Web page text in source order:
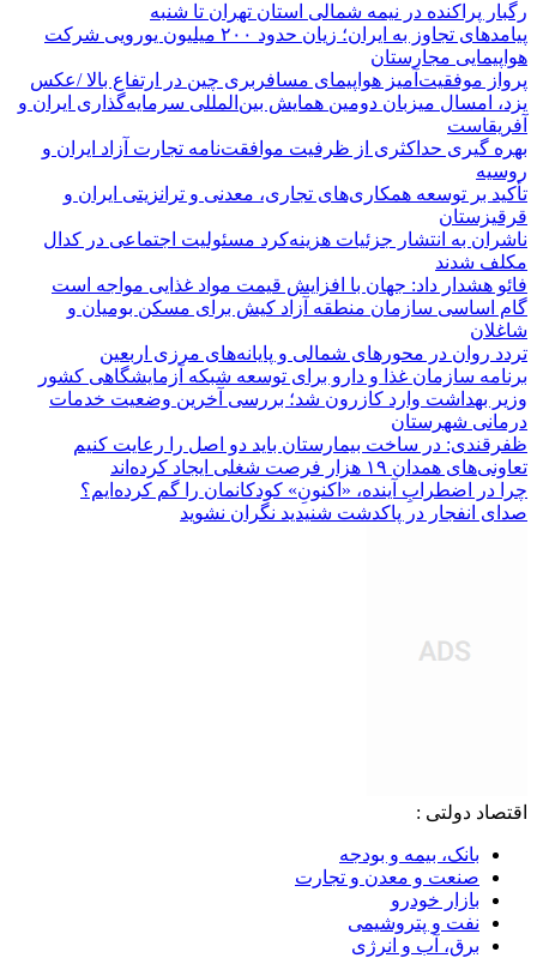
رگبار پراکنده در نیمه شمالی استان تهران تا شنبه
پیامدهای تجاوز به ایران؛ زیان حدود ۲۰۰ میلیون یورویی شرکت
هواپیمایی مجارستان
پرواز موفقیت‌آمیز هواپیمای مسافربری چین در ارتفاع بالا /عکس
یزد، امسال میزبان دومین همایش بین‌المللی سرمایه‌گذاری ایران و
آفریقاست
بهره گیری حداکثری از ظرفیت موافقت‌نامه تجارت آزاد ایران و
روسیه
تأکید بر توسعه همکاری‌های تجاری، معدنی و ترانزیتی ایران و
قرقیزستان
ناشران به انتشار جزئیات هزینه‌کرد مسئولیت اجتماعی در کدال
مکلف شدند
فائو هشدار داد: جهان با افزایش قیمت مواد غذایی مواجه است
گام اساسی سازمان منطقه آزاد کیش برای مسکن بومیان و
شاغلان
تردد روان در محورهای شمالی و پایانه‌های مرزی اربعین
برنامه سازمان غذا و دارو برای توسعه شبکه آزمایشگاهی کشور
وزیر بهداشت وارد کازرون شد؛ بررسی آخرین وضعیت خدمات
درمانی شهرستان
ظفرقندی: در ساخت بیمارستان باید دو اصل را رعایت کنیم
تعاونی‌های همدان ۱۹ هزار فرصت شغلی ایجاد کرده‌اند
چرا در اضطرابِ آینده، «اکنونِ» کودکانمان را گم کرده‌ایم؟
صدای انفجار در پاکدشت شنیدید نگران نشوید
اقتصاد دولتی :
بانک، بیمه و بودجه
صنعت و معدن و تجارت
بازار خودرو
نفت و پتروشیمی
برق، آب و انرژی